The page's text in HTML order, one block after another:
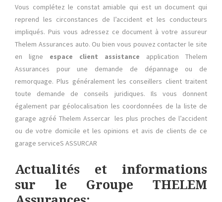
Vous complétez le constat amiable qui est un document qui
reprend les circonstances de l’accident et les conducteurs
impliqués. Puis vous adressez ce document à votre assureur
Thelem Assurances auto. Ou bien vous pouvez contacter le site
en ligne espace client assistance application Thelem
Assurances pour une demande de dépannage ou de
remorquage. Plus généralement les conseillers client traitent
toute demande de conseils juridiques. Ils vous donnent
également par géolocalisation les coordonnées de la liste de
garage agréé Thelem Assercar les plus proches de l’accident
ou de votre domicile et les opinions et avis de clients de ce
garage serviceS ASSURCAR
Actualités et informations
sur le Groupe THELEM